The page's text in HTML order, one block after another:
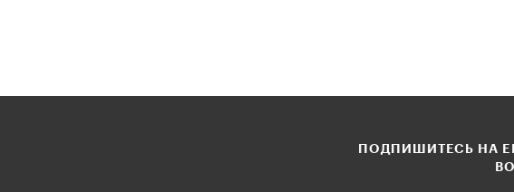
ПОДПИШИТЕСЬ НА